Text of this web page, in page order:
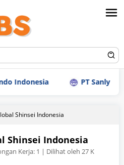
PT Sanly
Shinsei Indonesia
Shinsei Indonesia
Kerja: 1 | Dilihat oleh 27 K